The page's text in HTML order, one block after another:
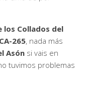
los Collados del
CA-265, nada más
Asón si vais en
tuvimos problemas